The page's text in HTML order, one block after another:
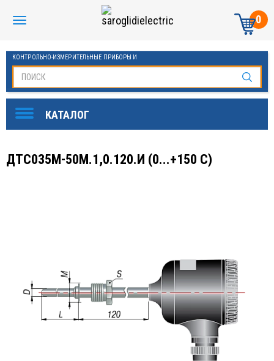
0
КОНТРОЛЬНО-ИЗМЕРИТЕЛЬНЫЕ ПРИБОРЫ И
ДТС035М-50М.1,0.120.И (0...+150 С)